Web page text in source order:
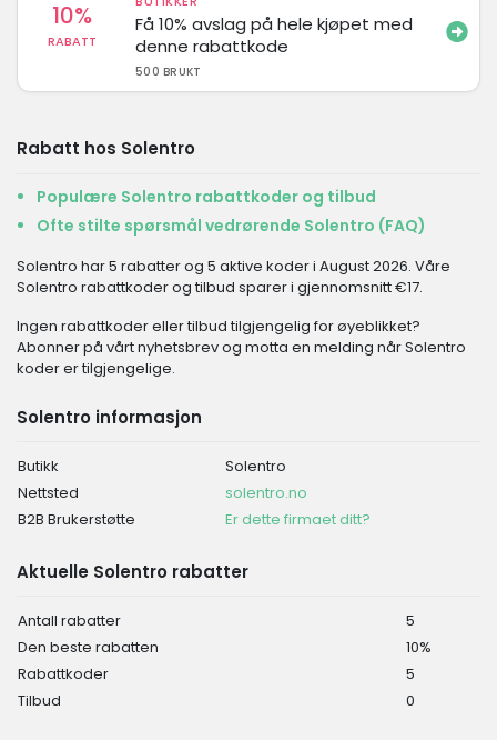
10%
RABATT
Få 10% avslag på hele kjøpet med
denne rabattkode
500 BRUKT
Rabatt hos Solentro
Populære Solentro rabattkoder og tilbud
Ofte stilte spørsmål vedrørende Solentro (FAQ)
Solentro har 5 rabatter og 5 aktive koder i August 2026. Våre
Solentro rabattkoder og tilbud sparer i gjennomsnitt €17.
Ingen rabattkoder eller tilbud tilgjengelig for øyeblikket?
Abonner på vårt nyhetsbrev og motta en melding når Solentro
koder er tilgjengelige.
Solentro informasjon
Butikk
Solentro
Nettsted
solentro.no
B2B Brukerstøtte
Er dette firmaet ditt?
Aktuelle Solentro rabatter
Antall rabatter
5
Den beste rabatten
10%
Rabattkoder
5
Tilbud
0